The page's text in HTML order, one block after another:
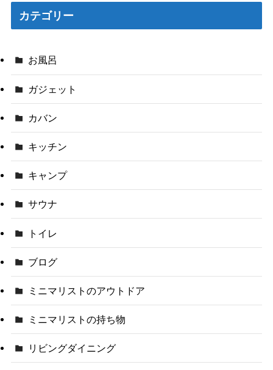
カテゴリー
お風呂
ガジェット
カバン
キッチン
キャンプ
サウナ
トイレ
ブログ
ミニマリストのアウトドア
ミニマリストの持ち物
リビングダイニング